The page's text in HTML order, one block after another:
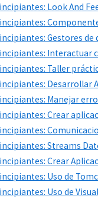
Look And
Gestores
Interactuar
Taller
Desarrollar
Manejar
Crear
Streams
Crear
Uso de
Uso de